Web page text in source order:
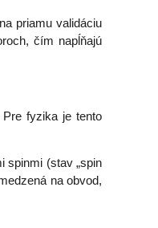
priamu validáciu
čím napĺňajú
Pre fyzika je tento
spinmi (stav „spin
na obvod,